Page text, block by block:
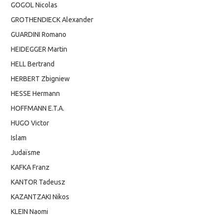
GOGOL Nicolas
GROTHENDIECK Alexander
GUARDINI Romano
HEIDEGGER Martin
HELL Bertrand
HERBERT Zbigniew
HESSE Hermann
HOFFMANN E.T.A.
HUGO Victor
Islam
Judaïsme
KAFKA Franz
KANTOR Tadeusz
KAZANTZAKI Nikos
KLEIN Naomi